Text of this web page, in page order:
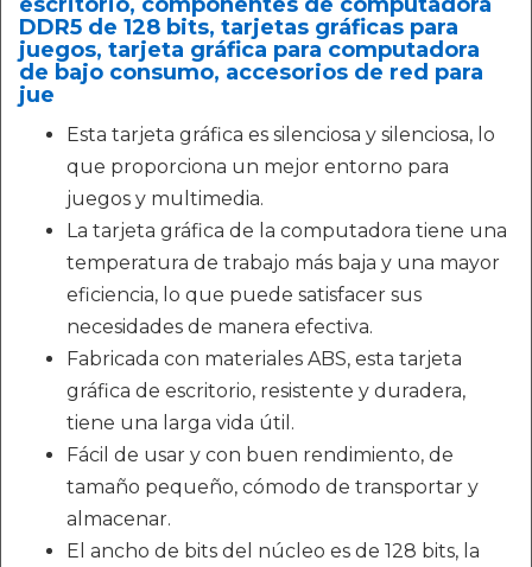
DDR5 de 128 bits, tarjetas gráficas para
juegos, tarjeta gráfica para computadora
de bajo consumo, accesorios de red para
jue
Esta tarjeta gráfica es silenciosa y silenciosa, lo
que proporciona un mejor entorno para
juegos y multimedia.
La tarjeta gráfica de la computadora tiene una
temperatura de trabajo más baja y una mayor
eficiencia, lo que puede satisfacer sus
necesidades de manera efectiva.
Fabricada con materiales ABS, esta tarjeta
gráfica de escritorio, resistente y duradera,
tiene una larga vida útil.
Fácil de usar y con buen rendimiento, de
tamaño pequeño, cómodo de transportar y
almacenar.
El ancho de bits del núcleo es de 128 bits, la